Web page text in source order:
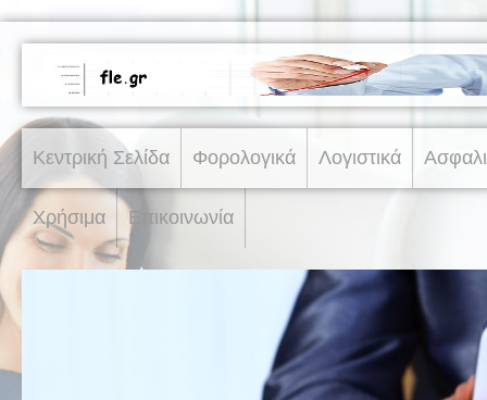
Κεντρική Σελίδα Φορολογικά Λογιστικά
Χρήσιμα Επικοινωνία